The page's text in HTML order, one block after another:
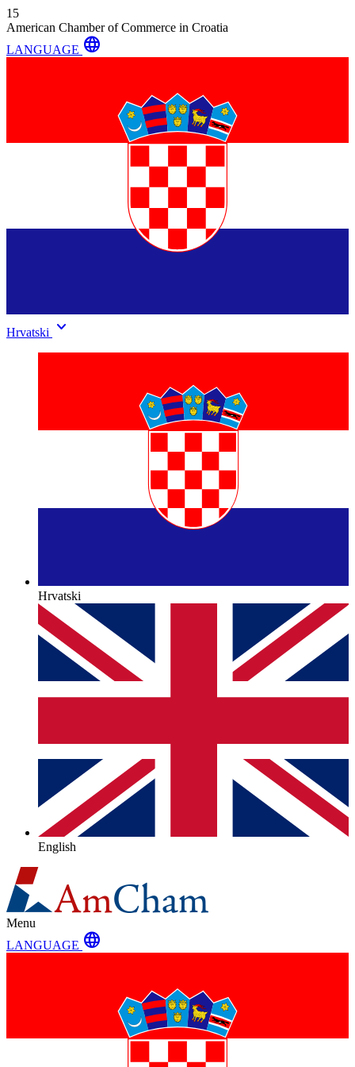
15
American Chamber of Commerce in Croatia
LANGUAGE language
Hrvatski keyboard_arrow_down
Hrvatski
English
Menu
LANGUAGE language